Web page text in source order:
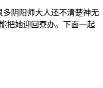
多阴阳师大人还不清楚神无
把她迎回寮办。下面一起